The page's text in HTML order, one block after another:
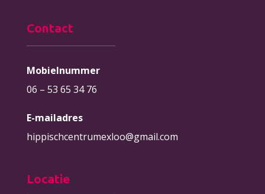
Contact
Mobielnummer
06 – 53 65 34 76
E-mailadres
hippischcentrumexloo@gmail.com
Locatie